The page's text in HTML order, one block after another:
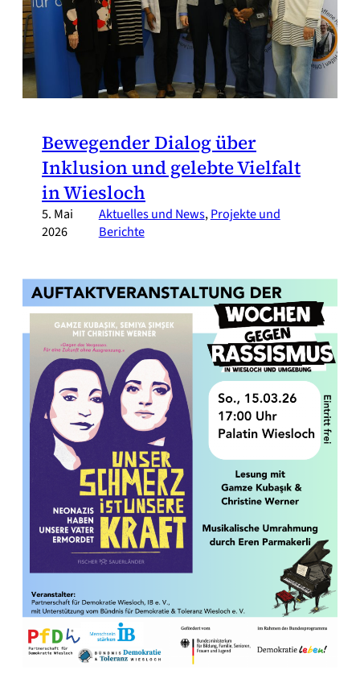
Bewegender Dialog über
Inklusion und gelebte Vielfalt
in Wiesloch
5. Mai
2026
Aktuelles und News, Projekte und
Berichte